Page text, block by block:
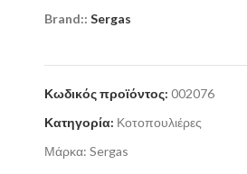
Brand:: Sergas
Κωδικός προϊόντος: 002076
Κατηγορία: Κοτοπουλιέρες
Μάρκα: Sergas